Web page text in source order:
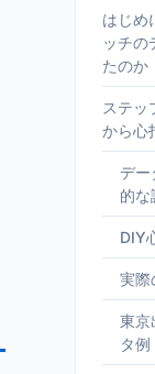
はじめ
ッチの
たのか
ステッ
から心
デー
的な
DIY
実際
東京
タ例